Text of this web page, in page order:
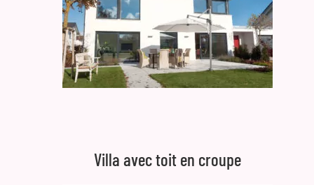
Villa avec toit en croupe